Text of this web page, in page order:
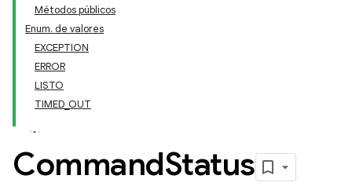
Métodos públicos
Enum. de valores
EXCEPTION
ERROR
LISTO
TIMED_OUT
CommandStatus